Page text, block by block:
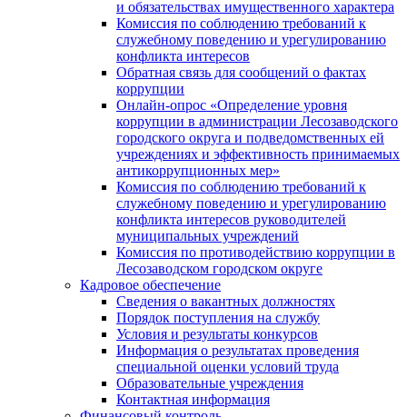
и обязательствах имущественного характера
Комиссия по соблюдению требований к
служебному поведению и урегулированию
конфликта интересов
Обратная связь для сообщений о фактах
коррупции
Онлайн-опрос «Определение уровня
коррупции в администрации Лесозаводского
городского округа и подведомственных ей
учреждениях и эффективность принимаемых
антикоррупционных мер»
Комиссия по соблюдению требований к
служебному поведению и урегулированию
конфликта интересов руководителей
муниципальных учреждений
Комиссия по противодействию коррупции в
Лесозаводском городском округе
Кадровое обеспечение
Сведения о вакантных должностях
Порядок поступления на службу
Условия и результаты конкурсов
Информация о результатах проведения
специальной оценки условий труда
Образовательные учреждения
Контактная информация